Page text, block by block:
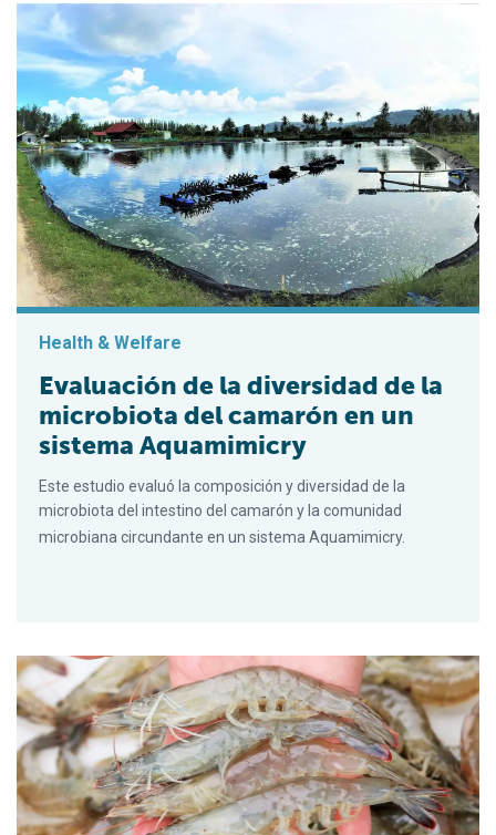
Health & Welfare
Evaluación de la diversidad de la
microbiota del camarón en un
sistema Aquamimicry
Este estudio evaluó la composición y diversidad de la
microbiota del intestino del camarón y la comunidad
microbiana circundante en un sistema Aquamimicry.